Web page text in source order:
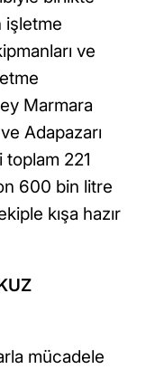
işletme
ve
Marmara
Adapazarı
toplam 221
600 bin litre
kışa hazır
mücadele